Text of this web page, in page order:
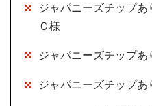
ジャパニーズチップ
Ｃ様
ジャパニーズチップ
ジャパニーズチップ